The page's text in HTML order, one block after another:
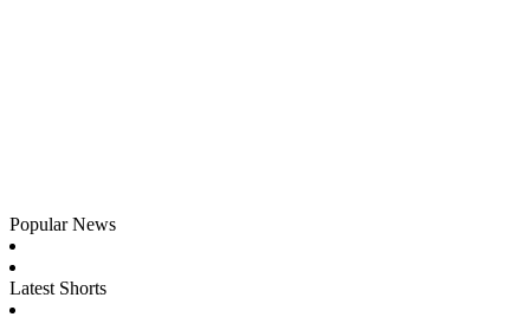
Popular News
Latest Shorts